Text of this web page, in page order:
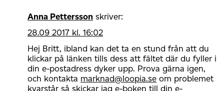
Anna Pettersson skriver:
28.09 2017 kl. 16:02
Hej Britt, ibland kan det ta en stund från att du
klickar på länken tills dess att fältet där du fyller i
din e-postadress dyker upp. Prova gärna igen,
och kontakta marknad@loopia.se om problemet
kvarstår så skickar jag e-boken till din e-